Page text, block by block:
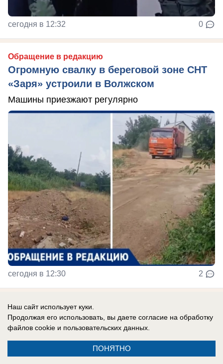
сегодня в 12:32 0
Обращение в редакцию
Огромную свалку в береговой зоне СНТ
«Заря» устроили в Волжском
Машины приезжают регулярно
сегодня в 12:30 2
1 сентября
«Энергия знаний». Центр развития детей
в Волжском
Наш сайт использует куки.
Продолжая его использовать, вы даете согласие на обработку
файлов cookie и пользовательских данных.
ПОНЯТНО